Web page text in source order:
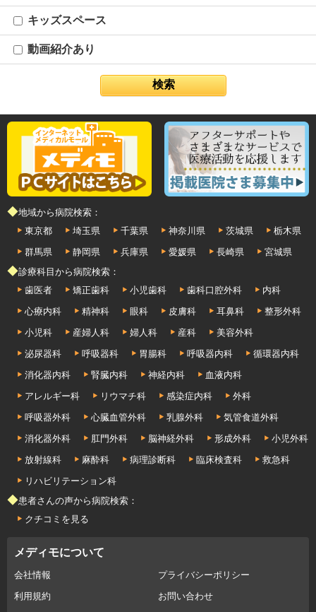
キッズスペース
動画紹介あり
◆地域から病院検索：
東京都
埼玉県 千葉県 神奈川県 茨城県
栃木県
群馬県
静岡県 兵庫県 愛媛県 長崎県
宮城県
◆診療科目から病院検索：
歯医者
矯正歯科 小児歯科 歯科口腔外科
内科
心療内科
精神科 眼科 皮膚科 耳鼻科
整形外科
小児科
産婦人科 婦人科 産科
美容外科
泌尿器科
呼吸器科 胃腸科 呼吸器内科
循環器内科
消化器内科
腎臓内科 神経内科
血液内科
アレルギー科
リウマチ科 感染症内科
外科
呼吸器外科
心臓血管外科 乳腺外科
気管食道外科
消化器外科
肛門外科 脳神経外科 形成外科
小児外科
放射線科
麻酔科 病理診断科 臨床検査科
救急科
リハビリテーション科
◆患者さんの声から病院検索：
クチコミを見る
メディモについて
会社情報
プライバシーポリシー
利用規約
お問い合わせ